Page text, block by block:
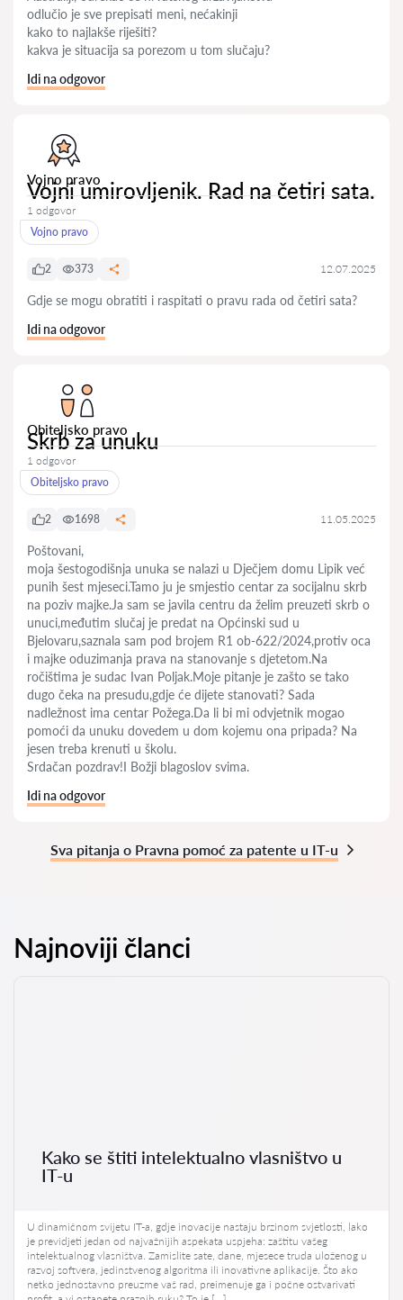
odlučio je sve prepisati meni, nećakinji
kako to najlakše riješiti?
kakva je situacija sa porezom u tom slučaju?
Idi na odgovor
Vojno pravo
Vojni umirovljenik. Rad na četiri sata.
1 odgovor
Vojno pravo
2 373 12.07.2025
Gdje se mogu obratiti i raspitati o pravu rada od četiri sata?
Idi na odgovor
Obiteljsko pravo
Skrb za unuku
1 odgovor
Obiteljsko pravo
2 1698 11.05.2025
Poštovani,
moja šestogodišnja unuka se nalazi u Dječjem domu Lipik već
punih šest mjeseci.Tamo ju je smjestio centar za socijalnu skrb
na poziv majke.Ja sam se javila centru da želim preuzeti skrb o
unuci,međutim slučaj je predat na Općinski sud u
Bjelovaru,saznala sam pod brojem R1 ob-622/2024,protiv oca
i majke oduzimanja prava na stanovanje s djetetom.Na
ročištima je sudac Ivan Poljak.Moje pitanje je zašto se tako
dugo čeka na presudu,gdje će dijete stanovati? Sada
nadležnost ima centar Požega.Da li bi mi odvjetnik mogao
pomoći da unuku dovedem u dom kojemu ona pripada? Na
jesen treba krenuti u školu.
Srdačan pozdrav!I Božji blagoslov svima.
Idi na odgovor
Sva pitanja o Pravna pomoć za patente u IT-u
Najnoviji članci
Kako se štiti intelektualno vlasništvo u
IT-u
U dinamičnom svijetu IT-a, gdje inovacije nastaju brzinom svjetlosti, lako
je previdjeti jedan od najvažnijih aspekata uspjeha: zaštitu vašeg
intelektualnog vlasništva. Zamislite sate, dane, mjesece truda uloženog u
razvoj softvera, jedinstvenog algoritma ili inovativne aplikacije. Što ako
netko jednostavno preuzme vaš rad, preimenuje ga i počne ostvarivati